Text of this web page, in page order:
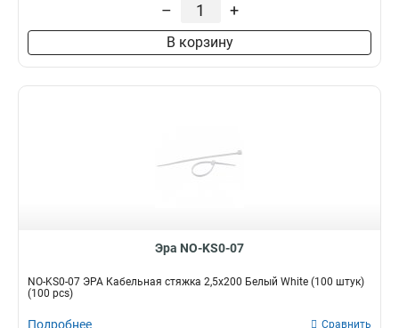
– +
В корзину
Эра NO-KS0-07
NO-KS0-07 ЭРА Кабельная стяжка 2,5х200 Белый White (100 штук)
(100 pcs)
Подробнее Сравнить